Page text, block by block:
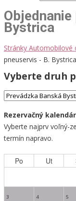
Bystrica
Stránky Automobilové
pneuservis - B. Bystrica
Vyberte druh
Rezervačný
Vyberte najprv voľný-
termín napravo.
Po Ut
3 4 5